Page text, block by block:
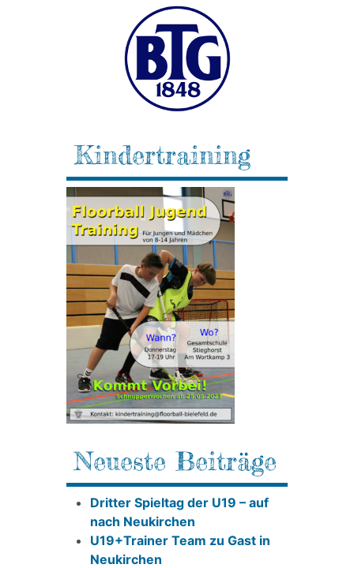
Kindertraining
Neueste Beiträge
Dritter Spieltag der U19 – auf
nach Neukirchen
U19+Trainer Team zu Gast in
Neukirchen